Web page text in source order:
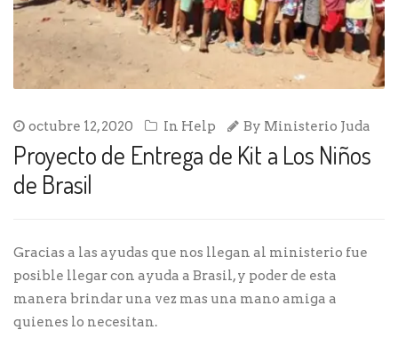
octubre 12, 2020 In Help By Ministerio Juda
Proyecto de Entrega de Kit a Los Niños
de Brasil
Gracias a las ayudas que nos llegan al ministerio fue
posible llegar con ayuda a Brasil, y poder de esta
manera brindar una vez mas una mano amiga a
quienes lo necesitan.